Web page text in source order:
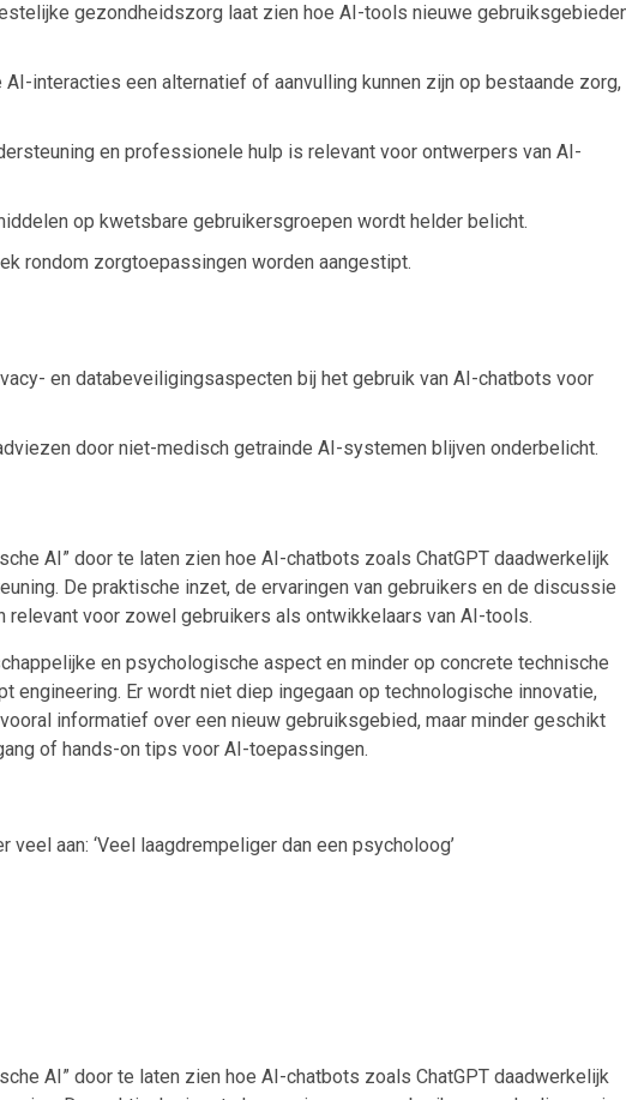
gezondheidszorg laat zien hoe AI-tools nieuwe
interacties een alternatief of aanvulling kunnen zijn op bestaande zorg,
en professionele hulp is relevant voor ontwerpers van AI-
op kwetsbare gebruikersgroepen wordt helder belicht.
rondom zorgtoepassingen worden aangestipt.
en databeveiligingsaspecten bij het gebruik van AI-chatbots voor
door niet-medisch getrainde AI-systemen blijven onderbelicht.
AI” door te laten zien hoe AI-chatbots zoals ChatGPT daadwerkelijk
De praktische inzet, de ervaringen van gebruikers en de discussie
relevant voor zowel gebruikers als ontwikkelaars van AI-tools.
en psychologische aspect en minder op concrete technische
engineering. Er wordt niet diep ingegaan op technologische innovatie,
informatief over een nieuw gebruiksgebied, maar minder geschikt
of hands-on tips voor AI-toepassingen.
aan: ‘Veel laagdrempeliger dan een psycholoog’
AI” door te laten zien hoe AI-chatbots zoals ChatGPT daadwerkelijk